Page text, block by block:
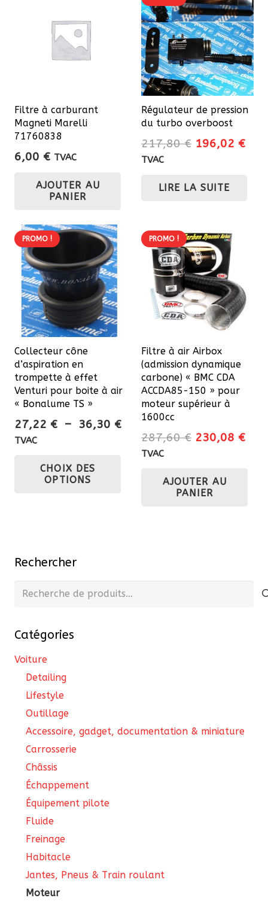
Filtre à carburant
Magneti Marelli
71760838
6,00 € TVAC
AJOUTER AU
PANIER
Régulateur de pression
du turbo overboost
217,80€ Le
était :
196,02 €Le
TVAC
LIRE LA SUITE
PROMO !
Collecteur cône
d’aspiration en
trompette à effet
Venturi pour boite à air
« Bonalume TS »
27,22 € – 36,30 €Plage
prix :
TVAC
CHOIX DES
OPTIONS
PROMO !
Filtre à air Airbox
(admission dynamique
carbone) « BMC CDA
ACCDA85-150 » pour
moteur supérieur à
1600cc
287,60€ Le
était :
287,60 €.
230,08 €Le
TVAC
AJOUTER AU
PANIER
Rechercher
Recherche
Catégories
Voiture
Detailing
Lifestyle
Outillage
Accessoire, gadget, documentation & miniature
Carrosserie
Châssis
Échappement
Équipement pilote
Fluide
Freinage
Habitacle
Jantes, Pneus & Train roulant
Moteur